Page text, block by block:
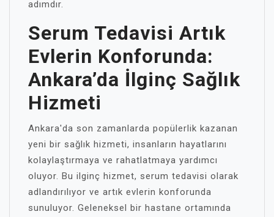
adımdır.
Serum Tedavisi Artık
Evlerin Konforunda:
Ankara’da İlginç Sağlık
Hizmeti
Ankara'da son zamanlarda popülerlik kazanan
yeni bir sağlık hizmeti, insanların hayatlarını
kolaylaştırmaya ve rahatlatmaya yardımcı
oluyor. Bu ilginç hizmet, serum tedavisi olarak
adlandırılıyor ve artık evlerin konforunda
sunuluyor. Geleneksel bir hastane ortamında